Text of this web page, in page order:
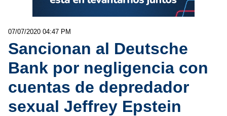
07/07/2020 04:47 PM
Sancionan al Deutsche
Bank por negligencia con
cuentas de depredador
sexual Jeffrey Epstein